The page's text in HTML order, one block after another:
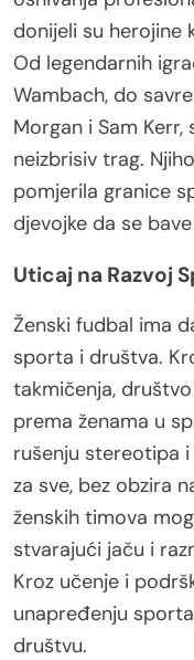
donijeli su herojine
Od legendarnih
Wambach, do
Morgan i Sam
neizbrisiv trag.
pomjerila granice
djevojke da se
Uticaj na Razvoj
Ženski fudbal ima
sporta i društva.
takmičenja,
prema ženama u
rušenju stereotipa
za sve, bez obzira
ženskih timova
stvarajući jaču i
Kroz učenje i
unapređenju
društvu.